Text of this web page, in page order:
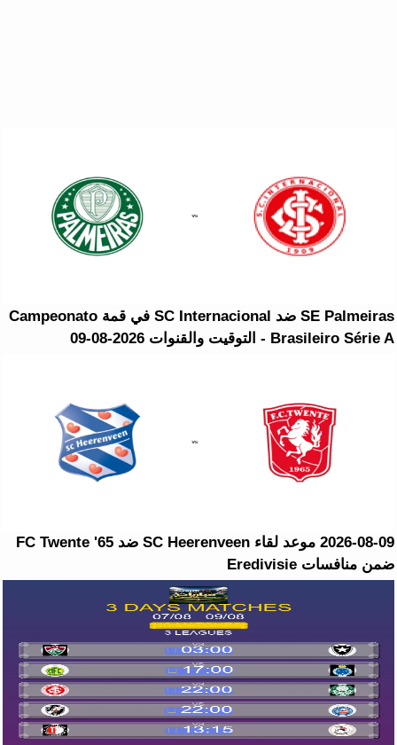
SE Palmeiras ضد SC Internacional في قمة Campeonato
Brasileiro Série A - التوقيت والقنوات 2026-08-09
2026-08-09 موعد لقاء SC Heerenveen ضد FC Twente '65
ضمن منافسات Eredivisie